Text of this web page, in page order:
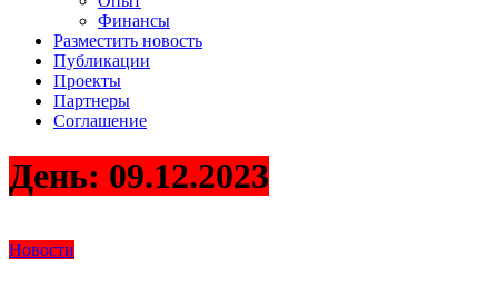
Финансы
Разместить новость
Публикации
Проекты
Партнеры
Соглашение
День: 09.12.2023
Новости